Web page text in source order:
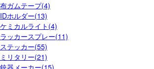
布ガムテープ(4)
IDホルダー(13)
ケミカルライト(4)
ラッカースプレー(11)
ステッカー(55)
ミリタリー(21)
銃器メーカー(15)